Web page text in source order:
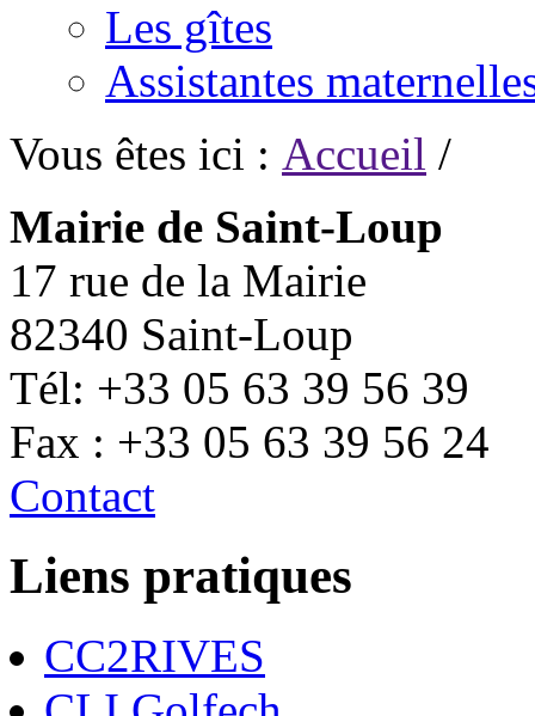
Les gîtes
Assistantes
Vous êtes ici : Accueil /
Mairie de Saint-Loup
17 rue de la Mairie
82340 Saint-Loup
Tél: +33 05 63 39 56 39
Fax : +33 05 63 39 56 24
Contact
Liens pratiques
CC2RIVES